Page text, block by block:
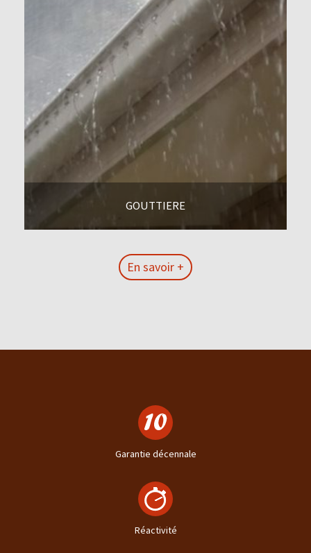
GOUTTIERE
En savoir +
Garantie décennale
Réactivité